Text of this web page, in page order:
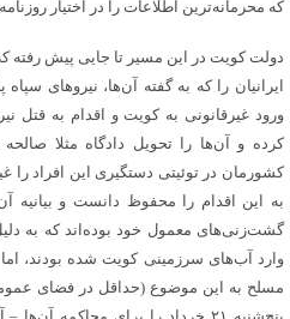
که محرمانه‌ترین اطلاعات را در اختیار
دولت کویت در این مسیر تا جایی پیش رفته
ایرانیان را که به گفته آن‌ها، نیروهای
ورود غیرقانونی به کویت و اقدام به قتل
کرده‌ و آن‌ها را تحویل دادگاه مثلا
کشورمان در توئیتی دستگیری این افراد را
به این اقدام را محفوظ دانست و بیانیه
گشت‌زنی‌های معمول خود بوده‌اند که به
وارد آب‌های سرزمینی کویت شده بودند،
مسلح به این موضوع (حداقل در فضای